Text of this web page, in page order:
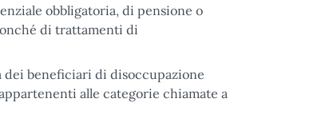
obbligatoria, di pensione o
di trattamenti di
dei beneficiari di disoccupazione
alle categorie chiamate a